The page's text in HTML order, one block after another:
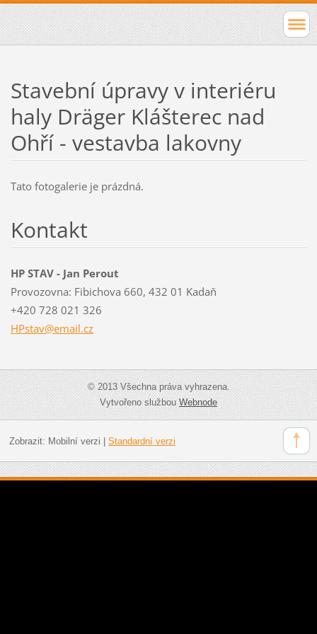
Stavební úpravy v interiéru
haly Dräger Klášterec nad
Ohří - vestavba lakovny
Tato fotogalerie je prázdná.
Kontakt
HP STAV - Jan Perout
Provozovna: Fibichova 660, 432 01 Kadaň
+420 728 021 326
HPstav@email.cz
© 2013 Všechna práva vyhrazena.
Vytvořeno službouWebnode
Zobrazit: Mobilní verzi Standardní verzi